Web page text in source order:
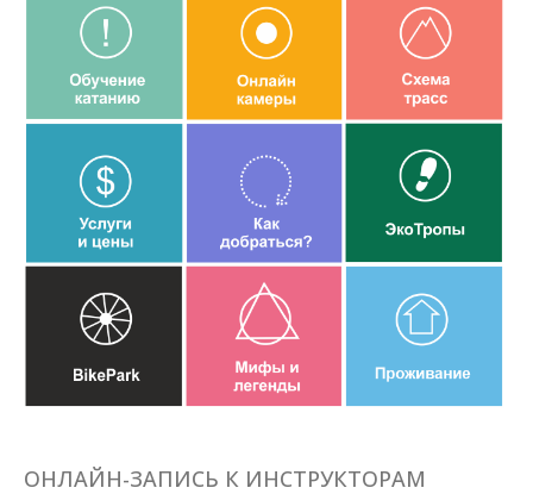
ОНЛАЙН-ЗАПИСЬ К ИНСТРУКТОРАМ